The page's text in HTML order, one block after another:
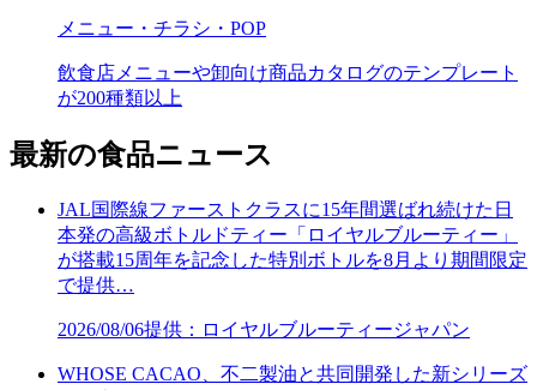
メニュー・チラシ・POP
飲食店メニューや卸向け商品カタログのテンプレート
が200種類以上
最新の食品ニュース
JAL国際線ファーストクラスに15年間選ばれ続けた日
本発の高級ボトルドティー「ロイヤルブルーティー」
が搭載15周年を記念した特別ボトルを8月より期間限定
で提供…
2026/08/06提供：ロイヤルブルーティージャパン
WHOSE CACAO、不二製油と共同開発した新シリーズ